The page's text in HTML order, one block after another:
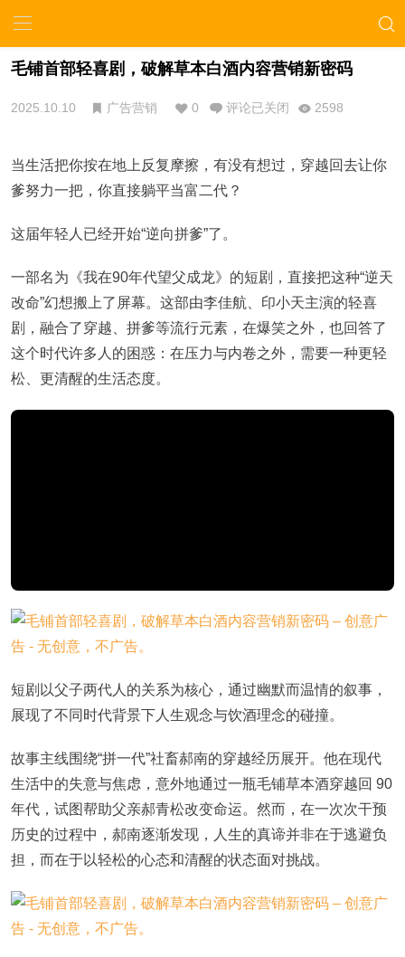
毛铺首部轻喜剧，破解草本白酒内容营销新密码
2025.10.10 广告营销 0 评论已关闭 2598
当生活把你按在地上反复摩擦，有没有想过，穿越回去让你
爹努力一把，你直接躺平当富二代？
这届年轻人已经开始“逆向拼爹”了。
一部名为《我在90年代望父成龙》的短剧，直接把这种“逆天
改命”幻想搬上了屏幕。这部由李佳航、印小天主演的轻喜
剧，融合了穿越、拼爹等流行元素，在爆笑之外，也回答了
这个时代许多人的困惑：在压力与内卷之外，需要一种更轻
松、更清醒的生活态度。
短剧以父子两代人的关系为核心，通过幽默而温情的叙事，
展现了不同时代背景下人生观念与饮酒理念的碰撞。
故事主线围绕“拼一代”社畜郝南的穿越经历展开。他在现代
生活中的失意与焦虑，意外地通过一瓶毛铺草本酒穿越回 90
年代，试图帮助父亲郝青松改变命运。然而，在一次次干预
历史的过程中，郝南逐渐发现，人生的真谛并非在于逃避负
担，而在于以轻松的心态和清醒的状态面对挑战。